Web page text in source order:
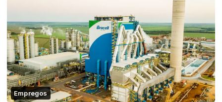
Empregos